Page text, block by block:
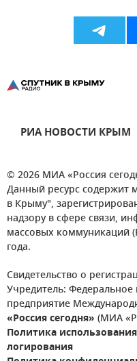
РИА НОВОСТИ КРЫМ
© 2026 МИА «Россия
Данный ресурс содержит
в Крыму",
надзору в сфере связи,
массовых коммуникаций
года.
Свидетельство о
Учредитель: Федеральное
предприятие
«Россия сегодня» (МИА
Политика
логирования